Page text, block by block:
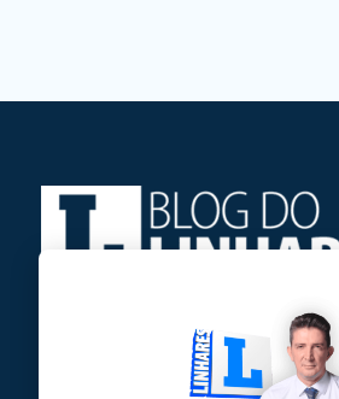
Jose Linhares Jr é
Formado em Jornalismo,